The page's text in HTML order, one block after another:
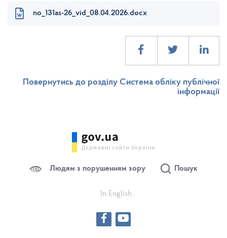
no_131as-26_vid_08.04.2026.docx
Повернутись до розділу Система обліку публічної
інформації
Людям з порушенням зору Пошук
In English